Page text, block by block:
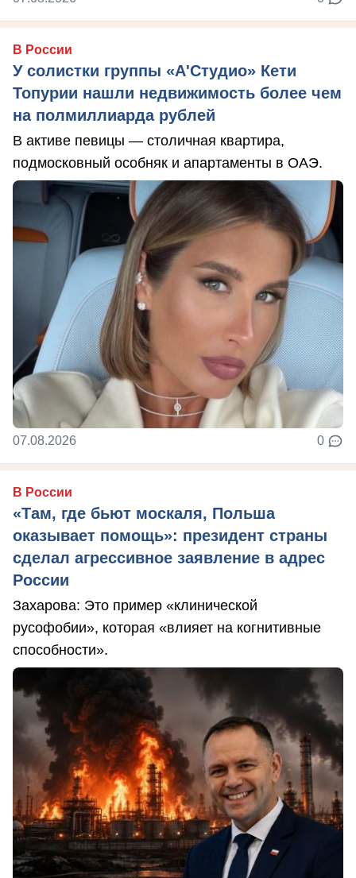
В России
У солистки группы «А'Студио» Кети
Топурии нашли недвижимость более чем
на полмиллиарда рублей
В активе певицы — столичная квартира,
подмосковный особняк и апартаменты в ОАЭ.
07.08.2026 0
В России
«Там, где бьют москаля, Польша
оказывает помощь»: президент страны
сделал агрессивное заявление в адрес
России
Захарова: Это пример «клинической
русофобии», которая «влияет на когнитивные
способности».